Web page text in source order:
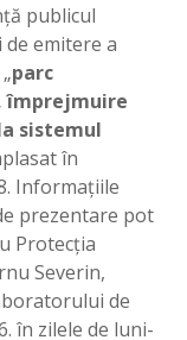
publicul
emitere a
parc
împrejmuire
sistemul
în
Informaţiile
prezentare pot
Protecţia
Severin,
de
în zilele de luni-